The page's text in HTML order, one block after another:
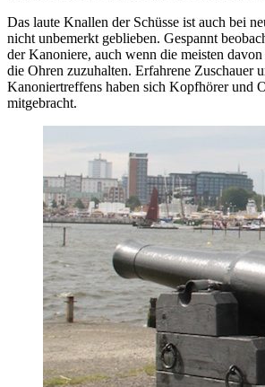
Das laute Knallen der Schüsse ist auch bei
nicht unbemerkt geblieben. Gespannt
der Kanoniere, auch wenn die meisten
die Ohren zuzuhalten. Erfahrene Zuschauer
Kanoniertreffens haben sich Kopfhörer und
mitgebracht.